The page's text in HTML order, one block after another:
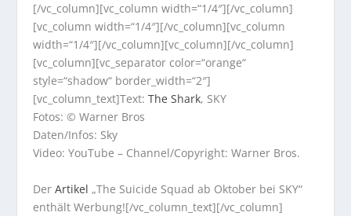
[/vc_column][vc_column width=“1/4″][/vc_column]
[vc_column width=“1/4″][/vc_column][vc_column
width=“1/4″][/vc_column][vc_column][/vc_column]
[vc_column][vc_separator color=“orange“
style=“shadow“ border_width=“2″]
[vc_column_text]Text:The Shark, SKY
Fotos: © Warner Bros
Daten/Infos: Sky
Video: YouTube – Channel/Copyright: Warner Bros.
DerArtikel „The Suicide Squad ab Oktober bei SKY“
enthält Werbung![/vc_column_text][/vc_column]